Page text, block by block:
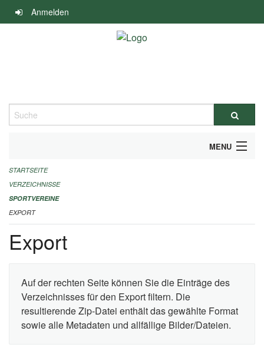
Navigation
überspringen
Anmelden
Suche
MENU
ALLGEMEINE INFORMATIONEN
FINANZIELLE UNTERSTÜTZUNG BENÖTIGT?
KONTAKT
STARTSEITE
VERZEICHNISSE
SPORTVEREINE
EXPORT
Export
Auf der rechten Seite können Sie die Einträge des
Verzeichnisses für den Export filtern. Die
resultierende Zip-Datei enthält das gewählte Format
sowie alle Metadaten und allfällige Bilder/Dateien.